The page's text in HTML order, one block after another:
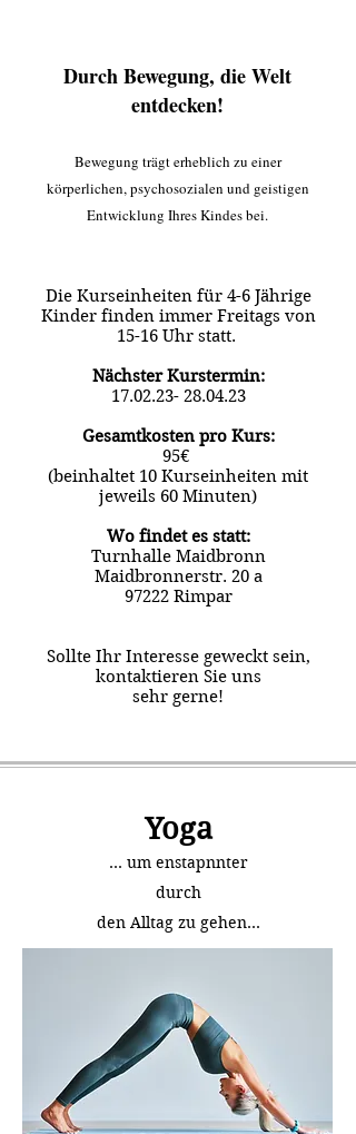
Durch Bewegung, die Welt
entdecken!
Bewegung trägt erheblich zu einer
körperlichen, psychosozialen und geistigen
Entwicklung Ihres Kindes bei.
Die Kurseinheiten für 4-6 Jährige
Kinder finden immer Freitags von
15-16 Uhr statt.
Nächster Kurstermin:
17.02.23- 28.04.23
Gesamtkosten pro Kurs:
95€
(beinhaltet 10 Kurseinheiten mit
jeweils 60 Minuten)
Wo findet es statt:
Turnhalle Maidbronn
Maidbronnerstr. 20 a
97222 Rimpar
Sollte Ihr Interesse geweckt sein,
kontaktieren Sie uns
sehr gerne!
Yoga
... um enstapnnter
durch
den Alltag zu gehen...